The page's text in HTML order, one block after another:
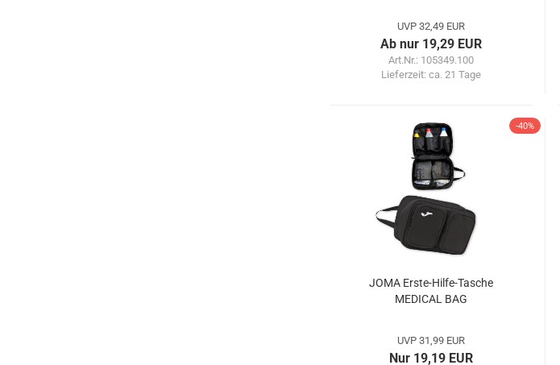
UVP 32,49 EUR
Ab nur 19,29 EUR
Art.Nr.: 105349.100
Lieferzeit:ca. 21 Tage
-40%
JOMA Erste-Hilfe-Tasche
MEDICAL BAG
UVP 31,99 EUR
Nur 19,19 EUR